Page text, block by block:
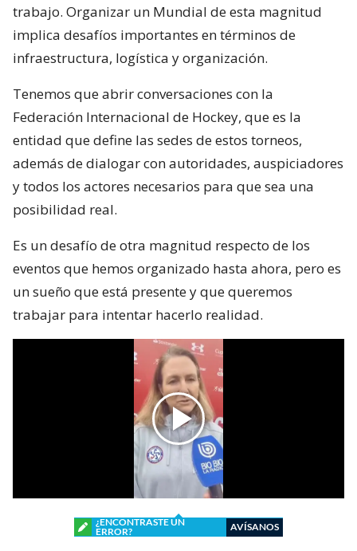
trabajo. Organizar un Mundial de esta magnitud
implica desafíos importantes en términos de
infraestructura, logística y organización.
Tenemos que abrir conversaciones con la
Federación Internacional de Hockey, que es la
entidad que define las sedes de estos torneos,
además de dialogar con autoridades, auspiciadores
y todos los actores necesarios para que sea una
posibilidad real.
Es un desafío de otra magnitud respecto de los
eventos que hemos organizado hasta ahora, pero es
un sueño que está presente y que queremos
trabajar para intentar hacerlo realidad.
¿ENCONTRASTE UN
ERROR?
AVÍSANOS